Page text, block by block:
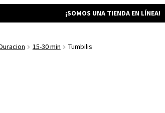
¡SOMOS UNA TIENDA EN LÍNEA!
15-30 min Tumbilis